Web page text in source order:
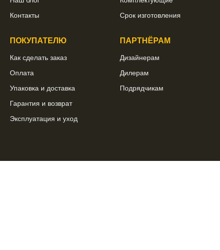
Контакты
Срок изготовления
ПОКУПАТЕЛЮ
Как сделать заказ
Оплата
Упаковка и доставка
Гарантия и возврат
Эксплуатация и уход
ПАРТНЁРАМ
Дизайнерам
Дилерам
Подрядчикам